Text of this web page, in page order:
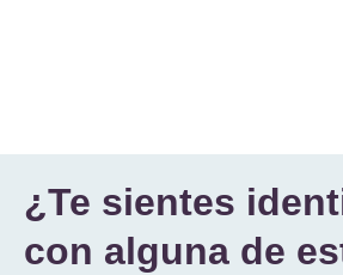
¿Te sientes
con alguna de